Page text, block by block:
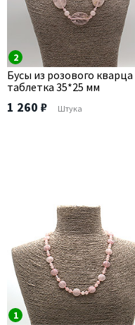
2
Бусы из розового кварца
таблетка 35*25 мм
1 260 ₽ Штука
1